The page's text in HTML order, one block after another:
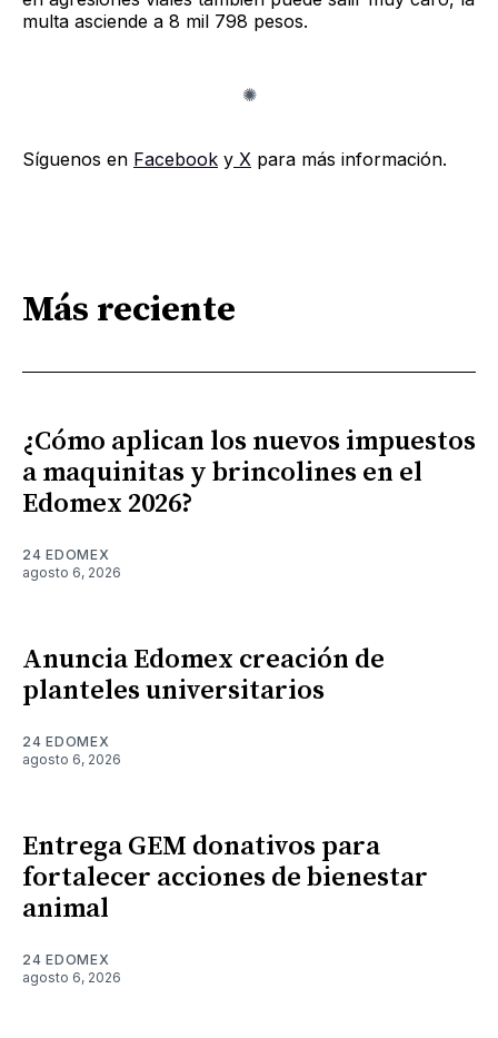
multa asciende a 8 mil 798 pesos.
Síguenos en Facebook y X para más información.
Más reciente
¿Cómo aplican los nuevos impuestos
a maquinitas y brincolines en el
Edomex 2026?
24 EDOMEX
agosto 6, 2026
Anuncia Edomex creación de
planteles universitarios
24 EDOMEX
agosto 6, 2026
Entrega GEM donativos para
fortalecer acciones de bienestar
animal
24 EDOMEX
agosto 6, 2026